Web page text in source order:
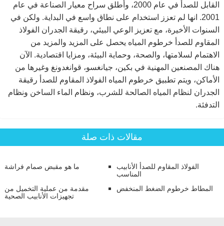
القابل للصدأ في عام 2000، وأطلق سراح معيار الصناعة في عام
2001. انها لم تعزز استخدام على نطاق واسع في البداية. ولكن في
السنوات الأخيرة، مع تعزيز الوعي البيئي، رقيقة الجدران الفولاذ
المقاوم للصدأ خرطوم المياه يحصل على المزيد والمزيد من
الاهتمام لسلامتها، والصحة، وحماية البيئة، ومزايا اقتصادية. الآن
هناك المصنعين المهنية في بكين، جيانغسو، قوانغدونغ وغيرها من
الأماكن، ويتم تطبيق خرطوم المياه الفولاذ المقاوم للصدأ رقيقة
الجدران لنظام المياه الصالحة للشرب، ونظام الماء الساخن ونظام
التدفئة.
مقالات ذات صلة
ما هو مقبض صمام فراشة
الفولاذ المقاوم للصدأ الأنابيب
المناسب
مقدمة من عملية التخميل من
تجهيزات الأنابيب الصحية
المطاط خرطوم الضغط المنخفض